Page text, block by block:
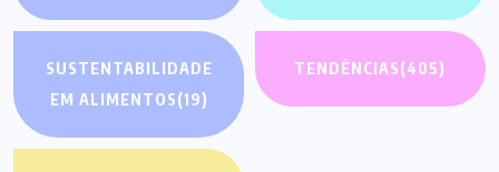
SUSTENTABILIDADE
EM ALIMENTOS(19)
TENDÊNCIAS(405)